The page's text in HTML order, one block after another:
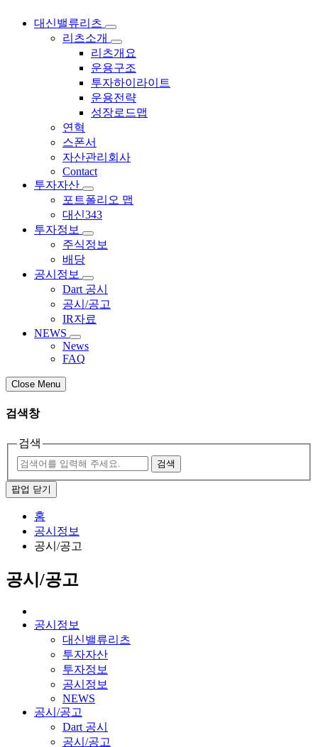
대신밸류리츠
리츠소개
리츠개요
운용구조
투자하이라이트
운용전략
성장로드맵
연혁
스폰서
자산관리회사
Contact
투자자산
포트폴리오 맵
대신343
투자정보
주식정보
배당
공시정보
Dart 공시
공시/공고
IR자료
NEWS
News
FAQ
Close Menu
검색창
검색
검색
팝업 닫기
홈
공시정보
공시/공고
공시/공고
공시정보
대신밸류리츠
투자자산
투자정보
공시정보
NEWS
공시/공고
Dart 공시
공시/공고